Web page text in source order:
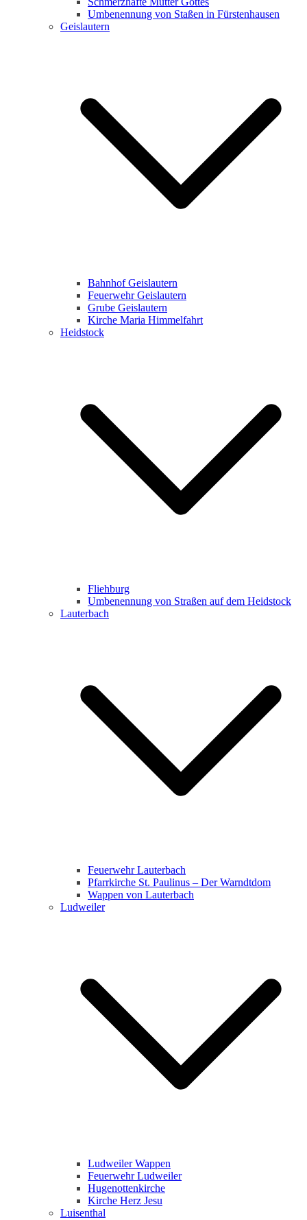
Umbenennung von Staßen in Fürstenhausen
Geislautern
Bahnhof Geislautern
Feuerwehr Geislautern
Grube Geislautern
Kirche Maria Himmelfahrt
Heidstock
Fliehburg
Umbenennung von Straßen auf dem Heidstock
Lauterbach
Feuerwehr Lauterbach
Pfarrkirche St. Paulinus – Der Warndtdom
Wappen von Lauterbach
Ludweiler
Ludweiler Wappen
Feuerwehr Ludweiler
Hugenottenkirche
Kirche Herz Jesu
Luisenthal